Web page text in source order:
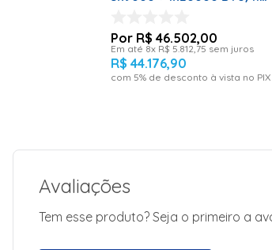
R$ 46.502,00
Em até 8x R$ 5 812 75 sem juros
R$ 44.176,90
com 5% de desconto à vista no PIX
Avaliações
Tem esse produto? Seja o primeiro a